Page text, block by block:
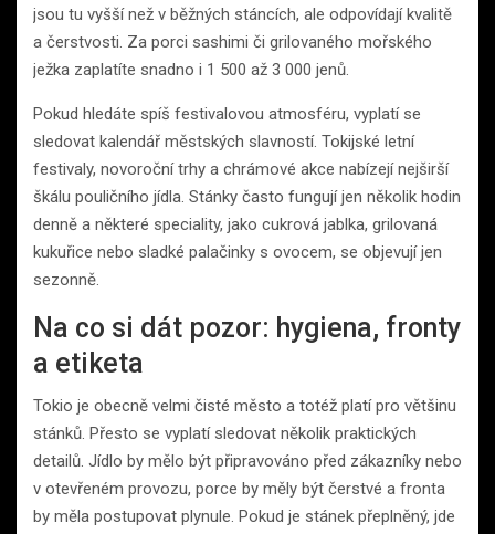
jsou tu vyšší než v běžných stáncích, ale odpovídají kvalitě
a čerstvosti. Za porci sashimi či grilovaného mořského
ježka zaplatíte snadno i 1 500 až 3 000 jenů.
Pokud hledáte spíš festivalovou atmosféru, vyplatí se
sledovat kalendář městských slavností. Tokijské letní
festivaly, novoroční trhy a chrámové akce nabízejí nejširší
škálu pouličního jídla. Stánky často fungují jen několik hodin
denně a některé speciality, jako cukrová jablka, grilovaná
kukuřice nebo sladké palačinky s ovocem, se objevují jen
sezonně.
Na co si dát pozor: hygiena, fronty
a etiketa
Tokio je obecně velmi čisté město a totéž platí pro většinu
stánků. Přesto se vyplatí sledovat několik praktických
detailů. Jídlo by mělo být připravováno před zákazníky nebo
v otevřeném provozu, porce by měly být čerstvé a fronta
by měla postupovat plynule. Pokud je stánek přeplněný, jde